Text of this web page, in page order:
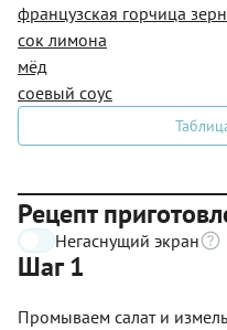
французская горчица
сок лимона
мёд
соевый соус
Рецепт
Негаснущий экран
Шаг 1
Промываем салат и